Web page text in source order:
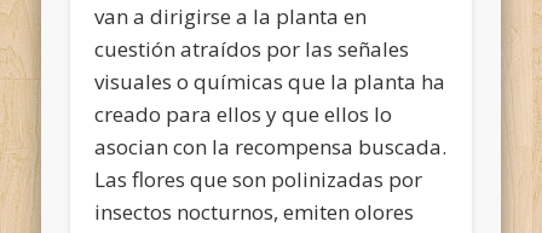
van a dirigirse a la planta en
cuestión atraídos por las señales
visuales o químicas que la planta ha
creado para ellos y que ellos lo
asocian con la recompensa buscada.
Las flores que son polinizadas por
insectos nocturnos, emiten olores